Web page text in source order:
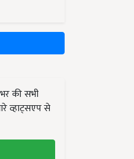
की सभी
व्हाट्सएप से